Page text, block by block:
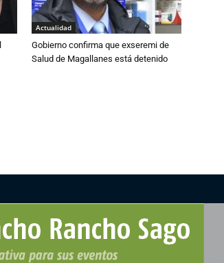
Actualidad
Gobierno confirma que exseremi de
Salud de Magallanes está detenido